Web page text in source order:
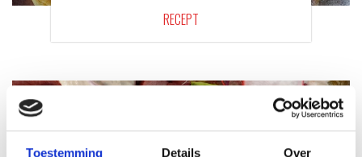
Toestemming Details Over
RECEPT